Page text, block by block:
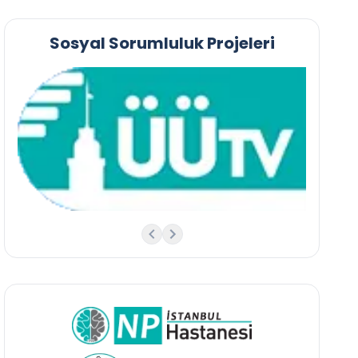
Sosyal Sorumluluk Projeleri